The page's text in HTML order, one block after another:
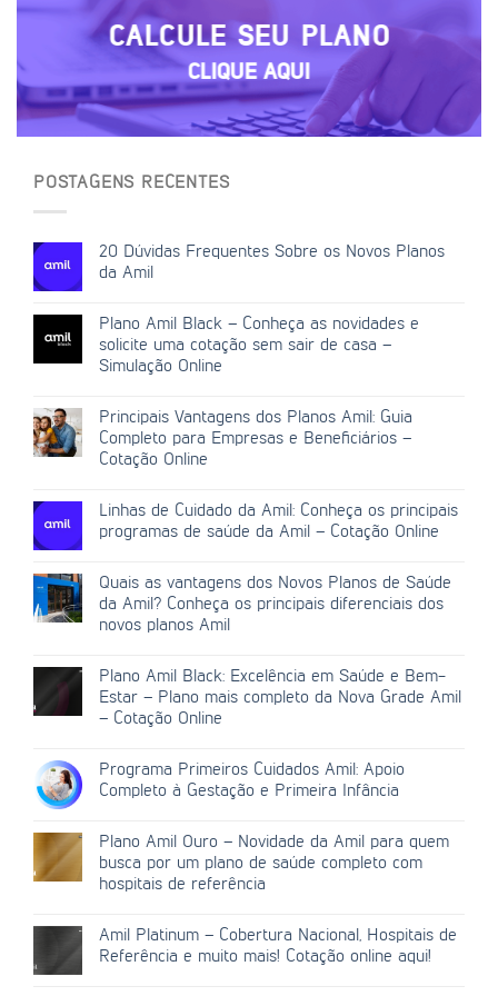
CALCULE SEU PLANO
CLIQUE AQUI
POSTAGENS RECENTES
20 Dúvidas Frequentes Sobre os Novos Planos
da Amil
Plano Amil Black – Conheça as novidades e
solicite uma cotação sem sair de casa –
Simulação Online
Principais Vantagens dos Planos Amil: Guia
Completo para Empresas e Beneficiários –
Cotação Online
Linhas de Cuidado da Amil: Conheça os principais
programas de saúde da Amil – Cotação Online
Quais as vantagens dos Novos Planos de Saúde
da Amil? Conheça os principais diferenciais dos
novos planos Amil
Plano Amil Black: Excelência em Saúde e Bem-
Estar – Plano mais completo da Nova Grade Amil
– Cotação Online
Programa Primeiros Cuidados Amil: Apoio
Completo à Gestação e Primeira Infância
Plano Amil Ouro – Novidade da Amil para quem
busca por um plano de saúde completo com
hospitais de referência
Amil Platinum – Cobertura Nacional, Hospitais de
Referência e muito mais! Cotação online aqui!